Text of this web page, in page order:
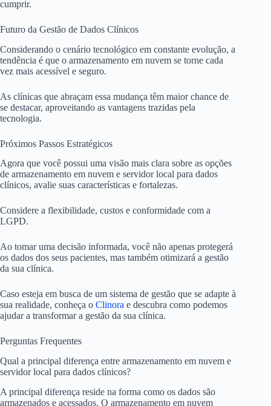
cumprir.
Futuro da Gestão de Dados Clínicos
Considerando o cenário tecnológico em constante evolução, a
tendência é que o armazenamento em nuvem se torne cada
vez mais acessível e seguro.
As clínicas que abraçam essa mudança têm maior chance de
se destacar, aproveitando as vantagens trazidas pela
tecnologia.
Próximos Passos Estratégicos
Agora que você possui uma visão mais clara sobre as opções
de armazenamento em nuvem e servidor local para dados
clínicos, avalie suas características e fortalezas.
Considere a flexibilidade, custos e conformidade com a
LGPD.
Ao tomar uma decisão informada, você não apenas protegerá
os dados dos seus pacientes, mas também otimizará a gestão
da sua clínica.
Caso esteja em busca de um sistema de gestão que se adapte à
sua realidade, conheça o Clinora e descubra como podemos
ajudar a transformar a gestão da sua clínica.
Perguntas Frequentes
Qual a principal diferença entre armazenamento em nuvem e
servidor local para dados clínicos?
A principal diferença reside na forma como os dados são
armazenados e acessados. O armazenamento em nuvem